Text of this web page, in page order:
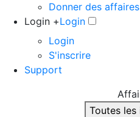
Donner des affaires
Login +Login
Login
S'inscrire
Support
Toutes les